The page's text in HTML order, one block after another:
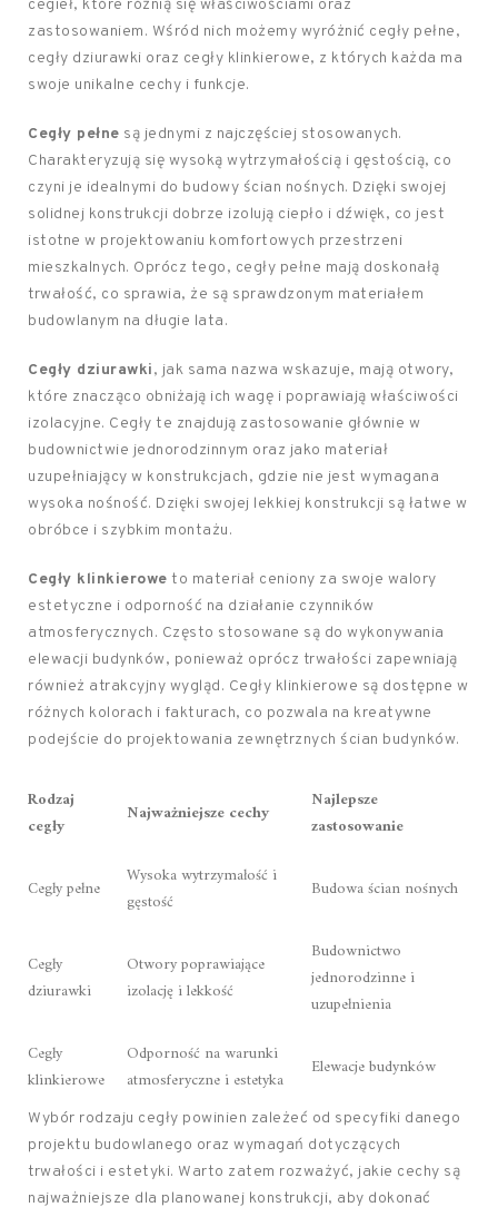
cegieł, które różnią się właściwościami oraz
zastosowaniem. Wśród nich możemy wyróżnić cegły pełne,
cegły dziurawki oraz cegły klinkierowe, z których każda ma
swoje unikalne cechy i funkcje.
Cegły pełne są jednymi z najczęściej stosowanych.
Charakteryzują się wysoką wytrzymałością i gęstością, co
czyni je idealnymi do budowy ścian nośnych. Dzięki swojej
solidnej konstrukcji dobrze izolują ciepło i dźwięk, co jest
istotne w projektowaniu komfortowych przestrzeni
mieszkalnych. Oprócz tego, cegły pełne mają doskonałą
trwałość, co sprawia, że są sprawdzonym materiałem
budowlanym na długie lata.
Cegły dziurawki, jak sama nazwa wskazuje, mają otwory,
które znacząco obniżają ich wagę i poprawiają właściwości
izolacyjne. Cegły te znajdują zastosowanie głównie w
budownictwie jednorodzinnym oraz jako materiał
uzupełniający w konstrukcjach, gdzie nie jest wymagana
wysoka nośność. Dzięki swojej lekkiej konstrukcji są łatwe w
obróbce i szybkim montażu.
Cegły klinkierowe to materiał ceniony za swoje walory
estetyczne i odporność na działanie czynników
atmosferycznych. Często stosowane są do wykonywania
elewacji budynków, ponieważ oprócz trwałości zapewniają
również atrakcyjny wygląd. Cegły klinkierowe są dostępne w
różnych kolorach i fakturach, co pozwala na kreatywne
podejście do projektowania zewnętrznych ścian budynków.
Rodzaj
cegły
Najważniejsze cechy
Najlepsze
zastosowanie
Cegły pełne
Wysoka wytrzymałość i
gęstość
Budowa ścian nośnych
Cegły
dziurawki
Otwory poprawiające
izolację i lekkość
Budownictwo
jednorodzinne i
uzupełnienia
Cegły
klinkierowe
Odporność na warunki
atmosferyczne i estetyka
Elewacje budynków
Wybór rodzaju cegły powinien zależeć od specyfiki danego
projektu budowlanego oraz wymagań dotyczących
trwałości i estetyki. Warto zatem rozważyć, jakie cechy są
najważniejsze dla planowanej konstrukcji, aby dokonać